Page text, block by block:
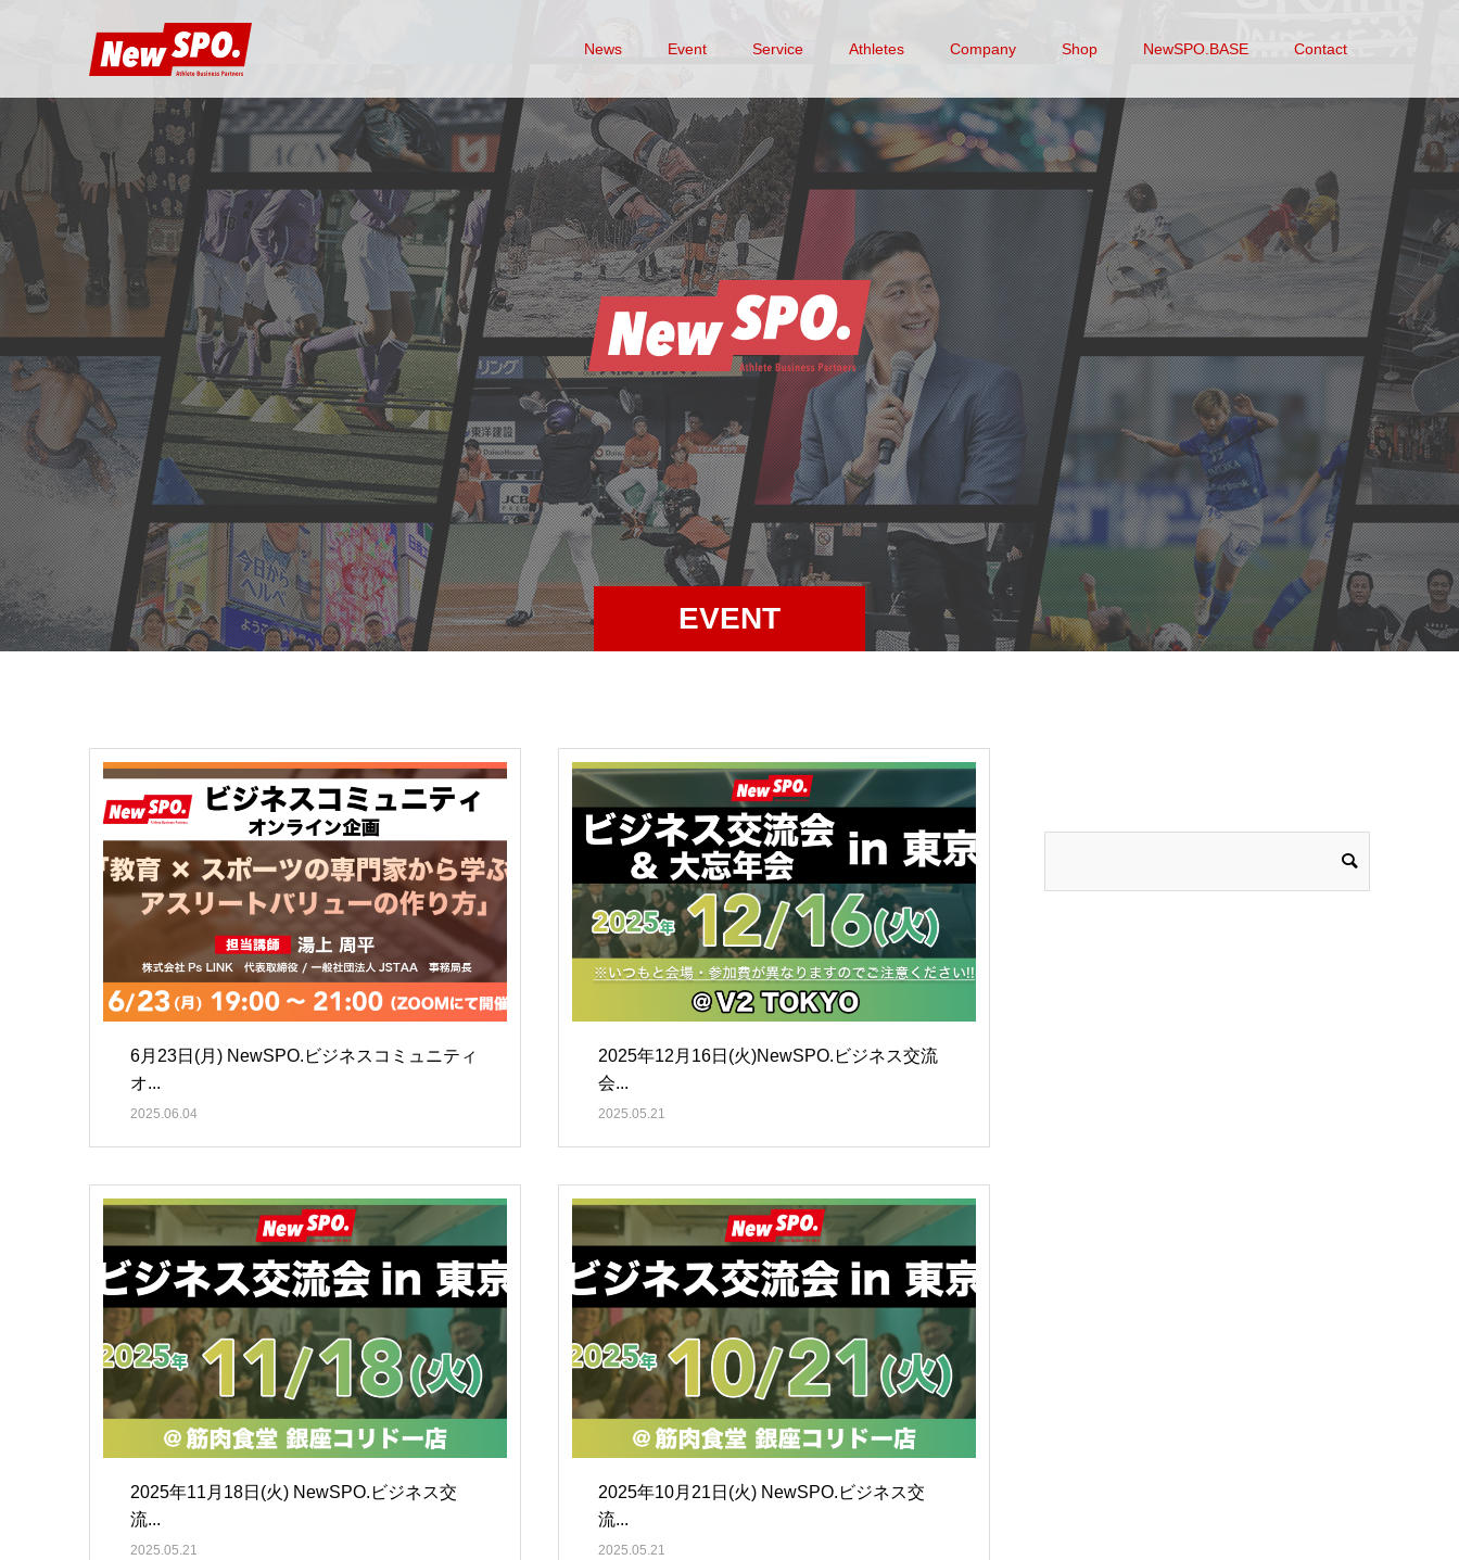
News Event Service Athletes Company Shop NewSPO.BASE Contact
EVENT
6月23日(月) NewSPO.ビジネスコミュニティ
オ...
2025.06.04
2025年12月16日(火)NewSPO.ビジネス交流
会...
2025.05.21
2025年11月18日(火) NewSPO.ビジネス交
流...
2025.05.21
2025年10月21日(火) NewSPO.ビジネス交
流...
2025.05.21